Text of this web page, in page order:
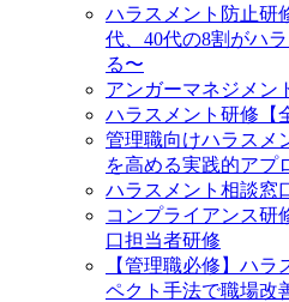
ハラスメント防止研
代、40代の8割がハ
る〜
アンガーマネジメン
ハラスメント研修【
管理職向けハラスメ
を高める実践的アプ
ハラスメント相談窓
コンプライアンス研
口担当者研修
【管理職必修】ハラ
ペクト手法で職場改